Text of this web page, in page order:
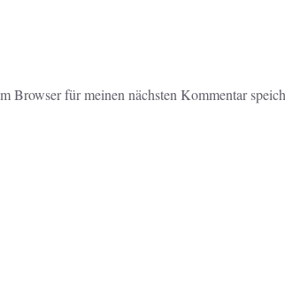
Browser für meinen nächsten Kommentar